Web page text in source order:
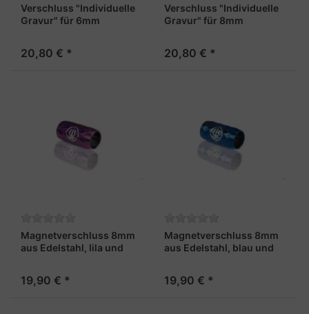
Verschluss "Individuelle
Gravur" für 6mm
20,80 € *
Verschluss "Individuelle
Gravur" für 8mm
20,80 € *
Magnetverschluss 8mm
aus Edelstahl, lila und
19,90 € *
Magnetverschluss 8mm
aus Edelstahl, blau und
19,90 € *